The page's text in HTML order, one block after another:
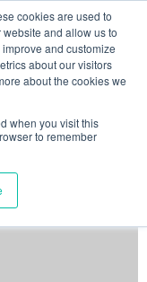
cookies are used to
and allow us to
and customize
about our visitors
about the cookies we
when you visit this
to remember
Mastodon